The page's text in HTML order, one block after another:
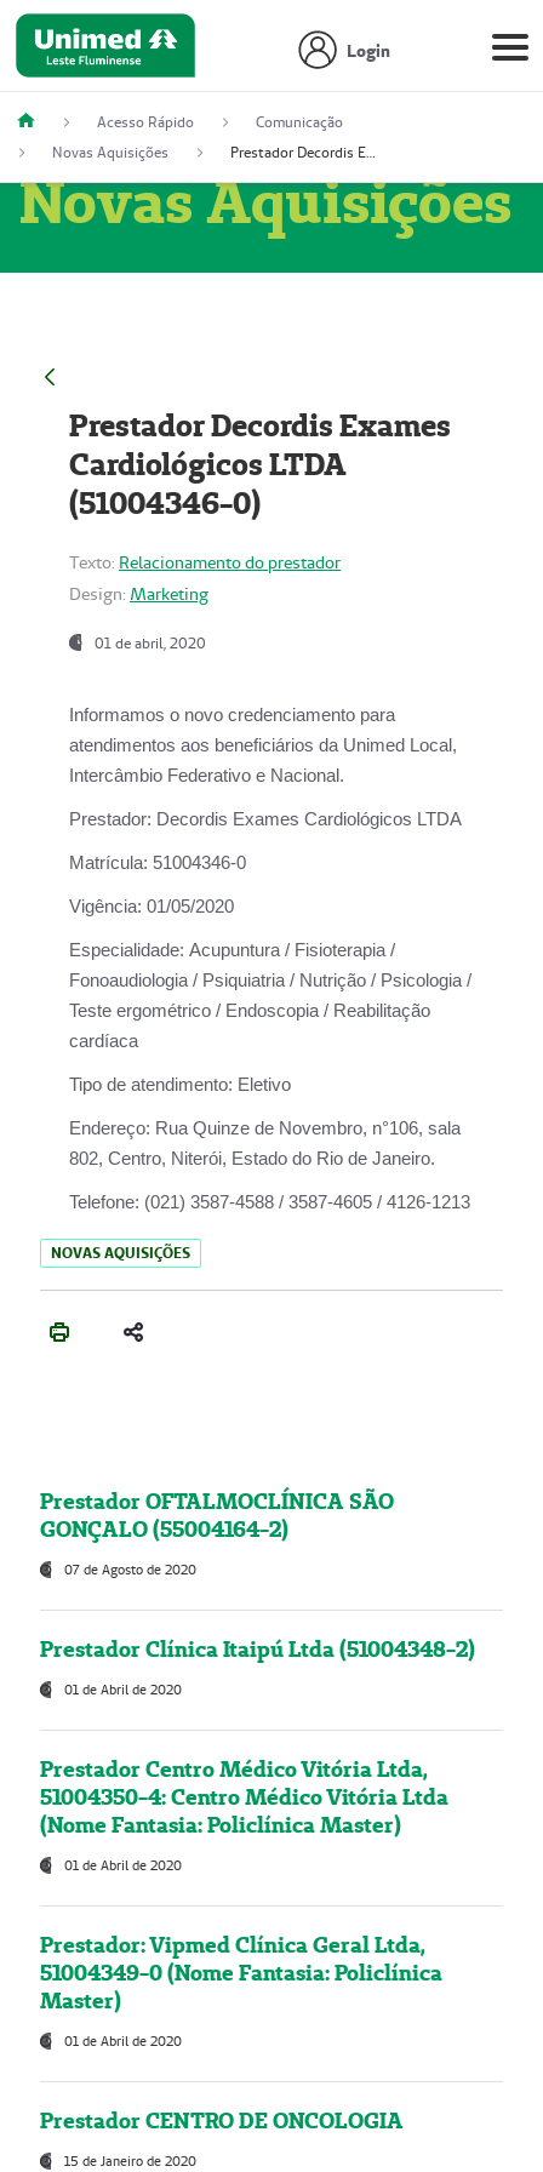
Login
Acesso Rápido
Comunicação
Novas Aquisições
Prestador Decordis Exames Cardiológicos LTDA (51004346-0)
Novas Aquisições
Prestador Decordis Exames
Cardiológicos LTDA
(51004346-0)
Texto: Relacionamento do prestador
Design: Marketing
01 de abril, 2020
Informamos o novo credenciamento para
atendimentos aos beneficiários da Unimed Local,
Intercâmbio Federativo e Nacional.
Prestador: Decordis Exames Cardiológicos LTDA
Matrícula: 51004346-0
Vigência: 01/05/2020
Especialidade: Acupuntura / Fisioterapia /
Fonoaudiologia / Psiquiatria / Nutrição / Psicologia /
Teste ergométrico / Endoscopia / Reabilitação
cardíaca
Tipo de atendimento: Eletivo
Endereço: Rua Quinze de Novembro, n°106, sala
802, Centro, Niterói, Estado do Rio de Janeiro.
Telefone: (021) 3587-4588 / 3587-4605 / 4126-1213
NOVAS AQUISIÇÕES
Prestador OFTALMOCLÍNICA SÃO
GONÇALO (55004164-2)
07 de Agosto de 2020
Prestador Clínica Itaipú Ltda (51004348-2)
01 de Abril de 2020
Prestador Centro Médico Vitória Ltda,
51004350-4: Centro Médico Vitória Ltda
(Nome Fantasia: Policlínica Master)
01 de Abril de 2020
Prestador: Vipmed Clínica Geral Ltda,
51004349-0 (Nome Fantasia: Policlínica
Master)
01 de Abril de 2020
Prestador CENTRO DE ONCOLOGIA
15 de Janeiro de 2020